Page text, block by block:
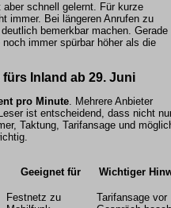
schnell gelernt. Für kurze
immer. Bei längeren Anrufen zu
bemerkbar machen. Gerade
immer spürbar höher als die
Inland ab 29. Juni
pro Minute. Mehrere Anbieter
ist entscheidend, dass nicht
Taktung, Tarifansage und
Geeignet für Wichtiger
Festnetz zu
Tarifansage vor